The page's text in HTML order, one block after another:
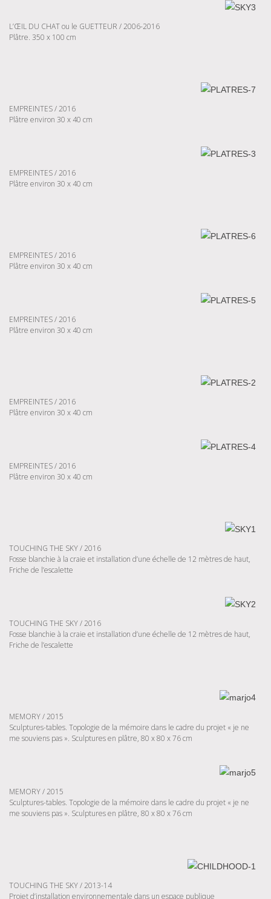
L’ŒIL DU CHAT ou le GUETTEUR / 2006-2016
Plâtre. 350 x 100 cm
EMPREINTES / 2016
Plâtre environ 30 x 40 cm
EMPREINTES / 2016
Plâtre environ 30 x 40 cm
EMPREINTES / 2016
Plâtre environ 30 x 40 cm
EMPREINTES / 2016
Plâtre environ 30 x 40 cm
EMPREINTES / 2016
Plâtre environ 30 x 40 cm
EMPREINTES / 2016
Plâtre environ 30 x 40 cm
TOUCHING THE SKY / 2016
Fosse blanchie à la craie et installation d’une échelle de 12 mètres de haut,
Friche de l’escalette
TOUCHING THE SKY / 2016
Fosse blanchie à la craie et installation d’une échelle de 12 mètres de haut,
Friche de l’escalette
MEMORY / 2015
Sculptures-tables. Topologie de la mémoire dans le cadre du projet « je ne
me souviens pas ». Sculptures en plâtre, 80 x 80 x 76 cm
MEMORY / 2015
Sculptures-tables. Topologie de la mémoire dans le cadre du projet « je ne
me souviens pas ». Sculptures en plâtre, 80 x 80 x 76 cm
TOUCHING THE SKY / 2013-14
Projet d’installation environnementale dans un espace publique